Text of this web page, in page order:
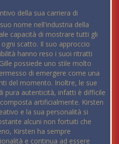
della sua carriera di
nome nell'industria della
capacità di mostrare tutti gli
scatto. Il suo approccio
hanno reso i suoi ritratti
possiede uno stile molto
di emergere come una
del momento. Inoltre, le sue
pura autenticità, infatti è difficile
artificialmente. Kirsten
e la sua personalità si
alcuni non fortuiti che
Kirsten ha sempre
e continua ad essere